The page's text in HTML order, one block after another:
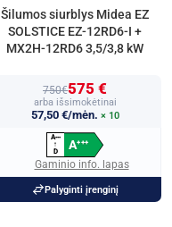
Šilumos siurblys Midea EZ
SOLSTICE EZ-12RD6-I +
MX2H-12RD6 3,5/3,8 kW
750€575 €
arba išsimokėtinai
57,50 €/mėn. × 10
A+++
↑
D
A+++
Gaminio info. lapas
Palyginti įrenginį